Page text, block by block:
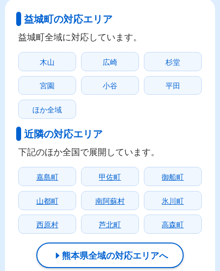
益城町の対応エリア
益城町全域に対応しています。
木山 広崎 杉堂
宮園 小谷 平田
ほか全域
近隣の対応エリア
下記のほか全国で展開しています。
嘉島町 甲佐町 御船町
山都町 南阿蘇村 氷川町
西原村 芦北町 高森町
熊本県全域の対応エリアへ